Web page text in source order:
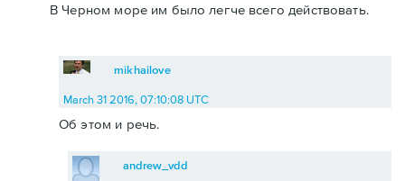
В Черном море им было легче всего действовать.
mikhailove
March 31 2016, 07:10:08 UTC
Об этом и речь.
andrew_vdd